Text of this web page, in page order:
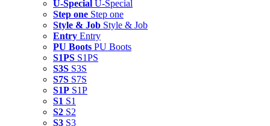
U-Special U-Special
Step one Step one
Style & Job Style & Job
Entry Entry
PU Boots PU Boots
S1PS S1PS
S3S S3S
S7S S7S
S1P S1P
S1 S1
S2 S2
S3 S3